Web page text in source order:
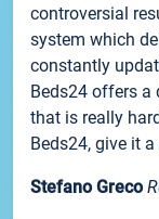
controversial
system which
constantly
Beds24 offers
that is really
Beds24, give it
Stefano Greco